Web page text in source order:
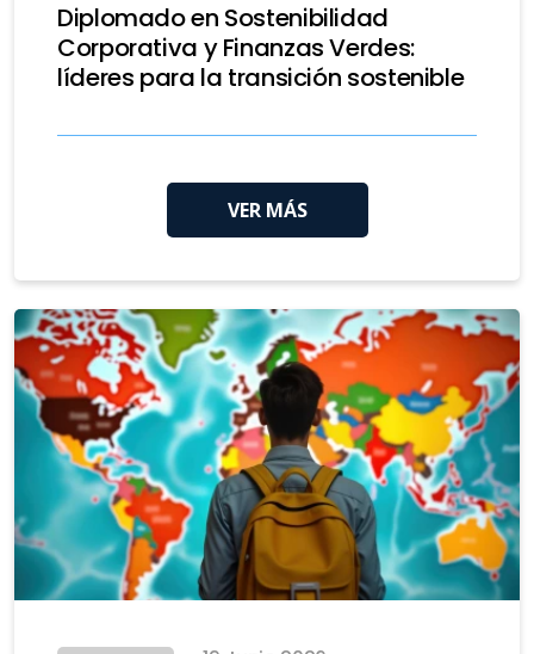
Diplomado en Sostenibilidad
Corporativa y Finanzas Verdes:
líderes para la transición sostenible
VER MÁS